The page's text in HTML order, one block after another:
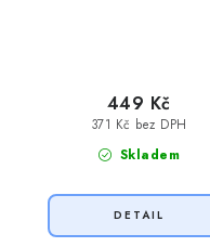
Skladem
371 Kč bez DPH
449 Kč